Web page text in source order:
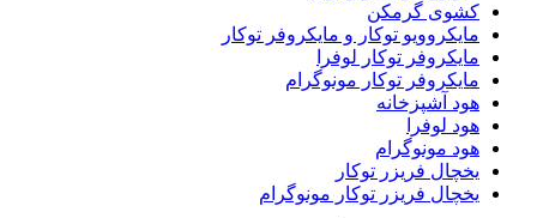
کشوی گرمکن
مایکروویو توکار و مایکروفر توکار
مایکروفر توکار لوفرا
مایکروفر توکار مونوگرام
هود آشپزخانه
هود لوفرا
هود مونوگرام
یخچال فریزر توکار
یخچال فریزر توکار مونوگرام